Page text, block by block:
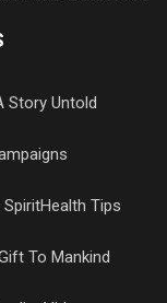
Story Untold
SpiritHealth Tips
To Mankind